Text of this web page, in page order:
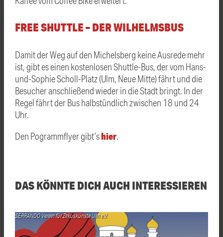
FREE SHUTTLE – DER WILHELMSBUS
Damit der Weg auf den Michelsberg keine Ausrede mehr
ist, gibt es einen kostenlosen Shuttle-Bus, der vom Hans-
und-Sophie Scholl-Platz (Ulm, Neue Mitte) fährt und die
Besucher anschließend wieder in die Stadt bringt. In der
Regel fährt der Bus halbstündlich zwischen 18 und 24
Uhr.
Den Pogrammflyer gibt’shier.
DAS KÖNNTE DICH AUCH INTERESSIEREN
SERRANDO Verein für Zirkuskünste Ulm e.V.